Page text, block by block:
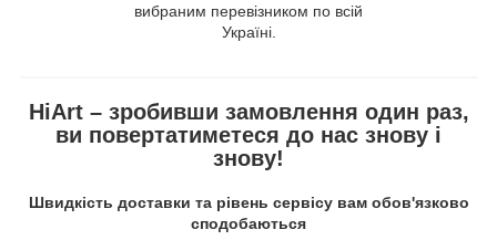
вибраним перевізником по всій
Україні.
HiArt – зробивши замовлення один раз,
ви повертатиметеся до нас знову і
знову!
Швидкість доставки та рівень сервісу вам обов'язково
сподобаються